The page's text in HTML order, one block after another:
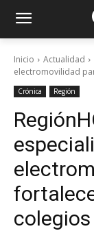
Inicio Actualidad
electromovilidad
Crónica Región